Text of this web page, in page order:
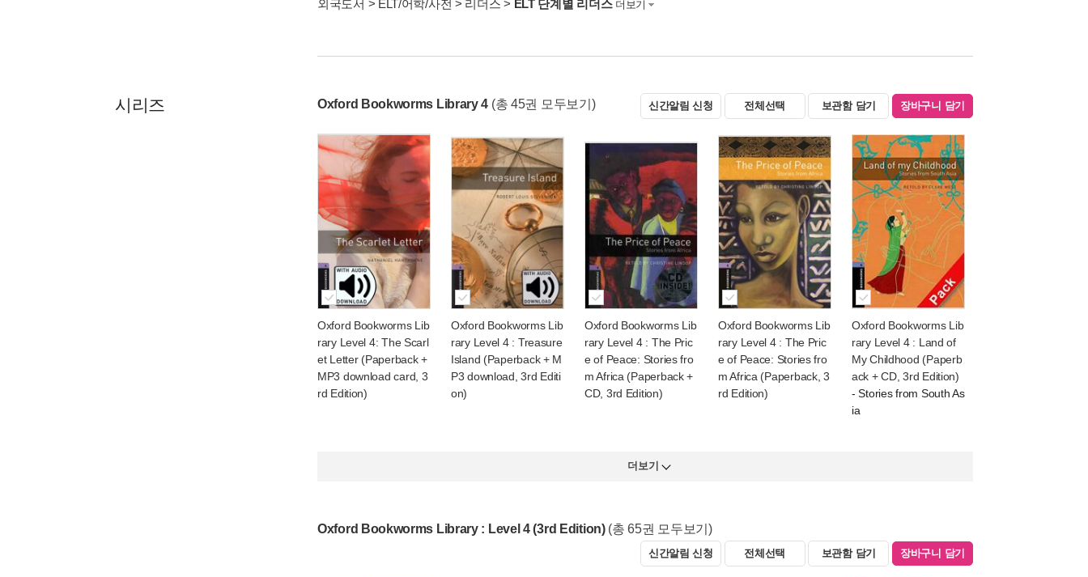
외국도서 > ELT/어학/사전 > 리더스 > ELT 단계별 리더스 더보기
시리즈 Oxford Bookworms Library 4 (총 45권 모두보기) 신간알림 신청 전체선택 보관함 담기 장바구니 담기
Oxford Bookworms Lib
rary Level 4: The Scarl
et Letter (Paperback +
MP3 download card, 3
rd Edition)
Oxford Bookworms Lib
rary Level 4 : Treasure
Island (Paperback + M
P3 download, 3rd Editi
on)
Oxford Bookworms Lib
rary Level 4 : The Pric
e of Peace: Stories fro
m Africa (Paperback +
CD, 3rd Edition)
Oxford Bookworms Lib
rary Level 4 : The Pric
e of Peace: Stories fro
m Africa (Paperback, 3
rd Edition)
Oxford Bookworms Lib
rary Level 4 : Land of
My Childhood (Paperb
ack + CD, 3rd Edition)
- Stories from South As
ia
더보기
Oxford Bookworms Library : Level 4 (3rd Edition) (총 65권 모두보기)
신간알림 신청 전체선택 보관함 담기 장바구니 담기